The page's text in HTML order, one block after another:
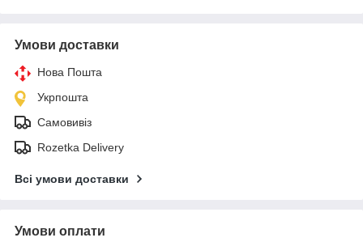
Умови доставки
Нова Пошта
Укрпошта
Самовивіз
Rozetka Delivery
Всі умови доставки
Умови оплати